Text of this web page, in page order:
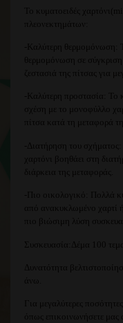
Το κυματοειδές
πλεονεκτημάτων:
-Καλύτερη θερμομόνωση:
θερμομόνωση σε
ζεστασιά της πίτσας για
-Καλύτερη προστασία:
Το
σχέση με το μονοφύλλο
πίτσα κατά τη μεταφορά
-Διατήρηση του σχήματος:
χαρτόνι βοηθάει στη
διάρκεια της μεταφοράς.
-Πιο οικολογικό:
Πολλά
από ανακυκλωμένο χαρτί
πιο βιώσιμη λύση
Συσκευασία:Δέμα 100
Δυνατότητα
άνω.
Για μεγαλύτερες
όπως επικοινωνήσετε μας